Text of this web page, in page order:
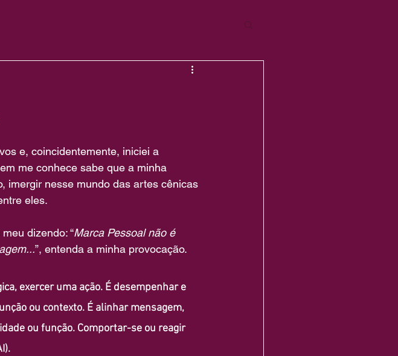
e, coincidentemente, iniciei a
me conhece sabe que a minha
imergir nesse mundo das artes cênicas
eles.
dizendo: “Marca Pessoal não é
”, entenda a minha provocação.
exercer uma ação. É desempenhar e
ou contexto. É alinhar mensagem,
ou função. Comportar-se ou reagir